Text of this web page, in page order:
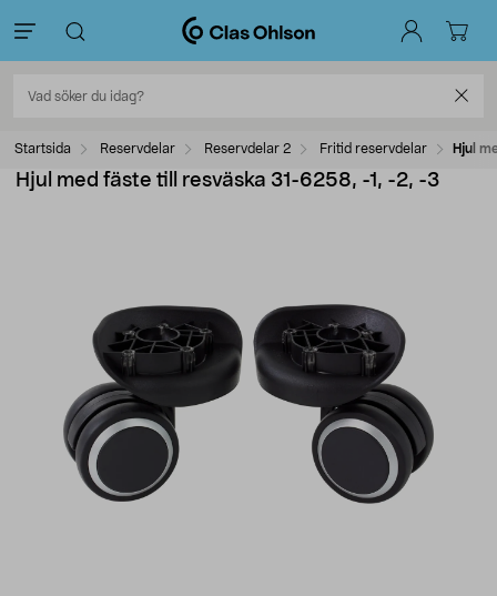
Startsida Reservdelar Reservdelar 2 Fritid reservdelar Hjul
Hjul med fäste till resväska 31-6258, -1, -2, -3